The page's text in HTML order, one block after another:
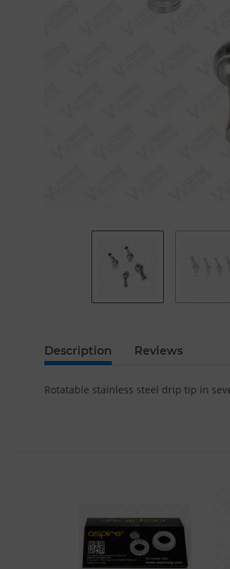
Description Reviews
Rotatable stainless steel drip tip in